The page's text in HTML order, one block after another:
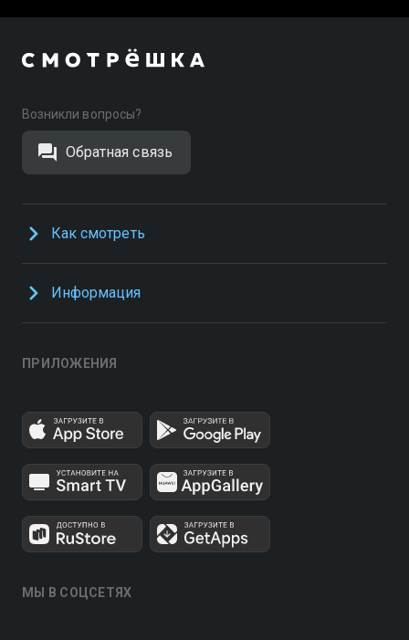
Возникли вопросы?
Обратная связь
Как смотреть
Информация
ПРИЛОЖЕНИЯ
МЫ В СОЦСЕТЯХ